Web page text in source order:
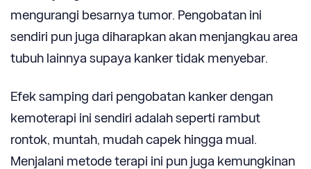
mengurangi besarnya tumor. Pengobatan ini
sendiri pun juga diharapkan akan menjangkau area
tubuh lainnya supaya kanker tidak menyebar.
Efek samping dari pengobatan kanker dengan
kemoterapi ini sendiri adalah seperti rambut
rontok, muntah, mudah capek hingga mual.
Menjalani metode terapi ini pun juga kemungkinan